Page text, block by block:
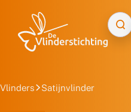
Vlinders Satijnvlinder